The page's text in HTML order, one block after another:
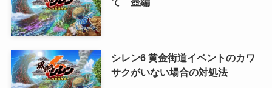
シレン6 黄金街道イベントのカワ
サクがいない場合の対処法